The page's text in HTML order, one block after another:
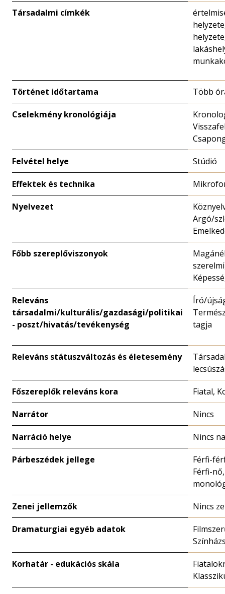
Társadalmi címkék
Történet időtartama Több
Cselekmény kronológiája
Felvétel helye Stúdió
Effektek és technika
Nyelvezet
Argó/
Főbb szereplőviszonyok
Releváns
társadalmi/kulturális/gazdasági/politikai
- poszt/hivatás/tevékenység
Író/
tagja
Releváns státuszváltozás és életesemény
Főszereplők releváns kora Fiatal,
Narrátor Nincs
Narráció helye Nincs
Párbeszédek jellege
Férfi-
Férfi-
Zenei jellemzők Nincs
Dramaturgiai egyéb adatok
Korhatár - edukációs skála